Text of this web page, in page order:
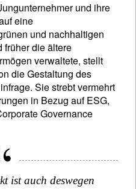
und ihre
eine
und nachhaltigen
früher die ältere
verwaltete, stellt
die Gestaltung des
Sie strebt vermehrt
in Bezug auf ESG,
Governance
ist auch deswegen